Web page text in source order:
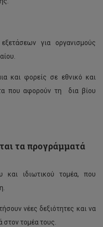
για οργανισμούς
και φορείς σε εθνικό και
που αφορούν τη δια βίου
τα προγράμματά
και ιδιωτικού τομέα, που
νέες δεξιότητες και να
στον τομέα τους.